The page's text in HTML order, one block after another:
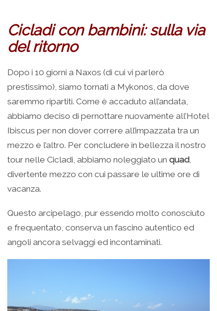
Cicladi con bambini: sulla via
del ritorno
Dopo i 10 giorni a Naxos (di cui vi parlerò
prestissimo), siamo tornati a Mykonos, da dove
saremmo ripartiti. Come è accaduto all’andata,
abbiamo deciso di pernottare nuovamente all’Hotel
Ibiscus per non dover correre all’impazzata tra un
mezzo e l’altro. Per concludere in bellezza il nostro
tour nelle Cicladi, abbiamo noleggiato un quad
divertente mezzo con cui passare le ultime ore di
vacanza.
Questo arcipelago, pur essendo molto conosciuto
e frequentato, conserva un fascino autentico ed
angoli ancora selvaggi ed incontaminati.